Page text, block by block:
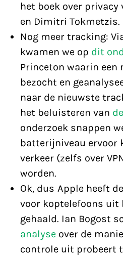
het boek over
en Dimitri Tokmetzis.
Nog meer tracking:
kwamen we op dit
Princeton waarin
bezocht en
naar de nieuwste
het beluisteren van
onderzoek snappen
batterijniveau ervoor
verkeer (zelfs over
worden.
Ok, dus Apple heeft
voor koptelefoons uit
gehaald. Ian Bogost
analyse over de
controle uit probeert